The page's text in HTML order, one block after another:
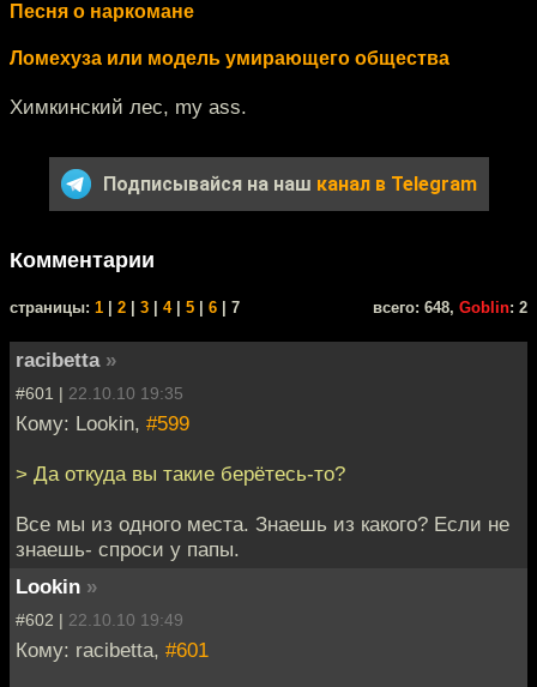
Песня о наркомане
Ломехуза или модель умирающего общества
Химкинский лес, my ass.
Подписывайся на наш канал в Telegram
Комментарии
cтраницы: 1 2 3 4| 5 6 | 7 всего: 648, Goblin: 2
racibetta »
#601 | 22.10.10 19:35
Кому: Lookin, #599
> Да откуда вы такие берётесь-то?
Все мы из одного места. Знаешь из какого? Если не
знаешь- спроси у папы.
Lookin »
#602 | 22.10.10 19:49
Кому: racibetta, #601